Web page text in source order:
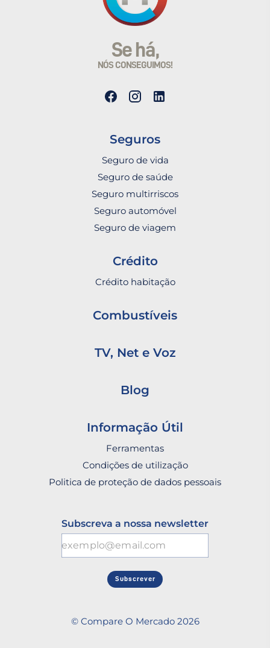
Se há,
NÓS CONSEGUIMOS!
Seguros
Seguro de vida
Seguro de saúde
Seguro multirriscos
Seguro automóvel
Seguro de viagem
Crédito
Crédito habitação
Combustíveis
TV, Net e Voz
Blog
Informação Útil
Ferramentas
Condições de utilização
Politica de proteção de dados pessoais
Subscreva a nossa newsletter
Subscrever
© Compare O Mercado 2026